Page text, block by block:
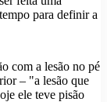
para definir a
com a lesão no pé
– "a lesão que
ele teve pisão